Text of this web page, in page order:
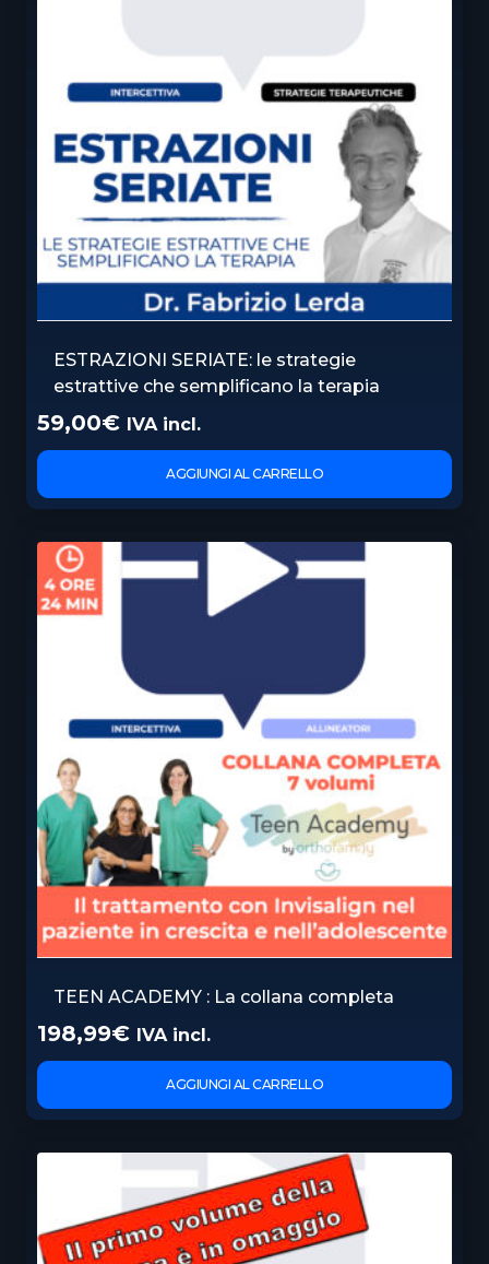
ESTRAZIONI SERIATE: le strategie
estrattive che semplificano la terapia
59,00€ IVA incl.
AGGIUNGI AL CARRELLO
TEEN ACADEMY : La collana completa
198,99€ IVA incl.
AGGIUNGI AL CARRELLO